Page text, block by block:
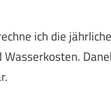
ich die